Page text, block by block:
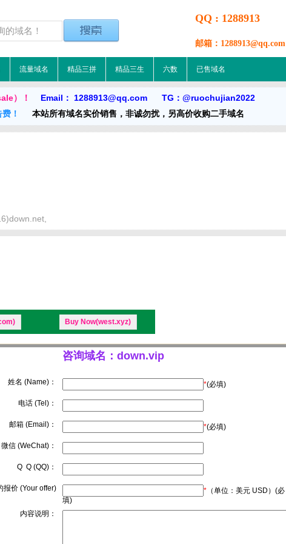
QQ : 1288913
邮箱：1288913@qq.com
流量域名 精品三拼 精品三生 六数 已售域名
）！
Email： 1288913@qq.com TG：@ruochujian2022
！
本站所有域名实价销售，非诚勿扰，另高价收购二手域名
Buy Now(west.xyz)
咨询域名：down.vip
姓名 (Name)： *(必填)
电话 (Tel)：
邮箱 (Email)： *(必填)
微信 (WeChat)：
Q Q (QQ)：
报价 (Your offer) * （单位：美元 USD）(必
填)
内容说明：